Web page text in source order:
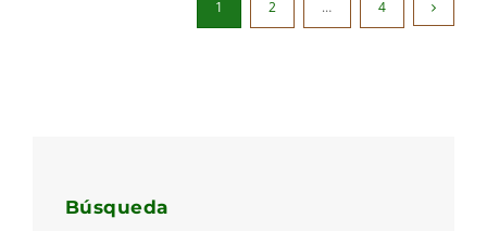
1 2 … 4
Búsqueda